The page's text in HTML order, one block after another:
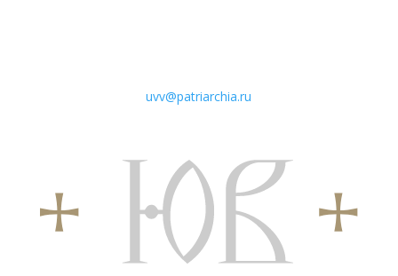
uvv@patriarchia.ru